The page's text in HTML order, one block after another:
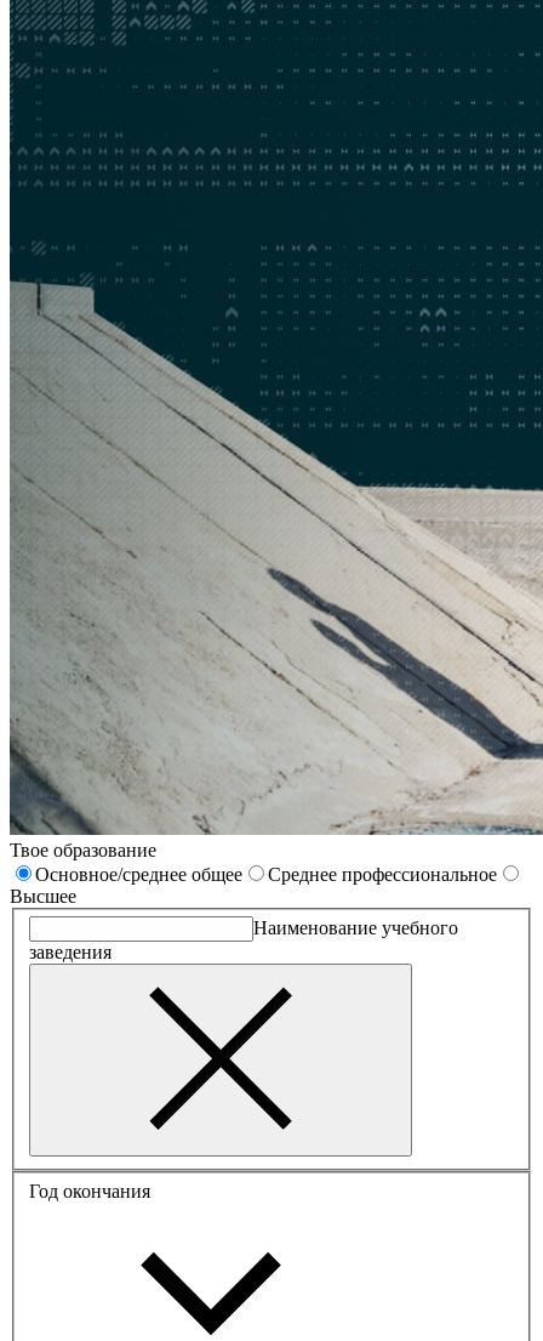
Твое образование
Основное/среднее общее
Среднее профессиональное
Высшее
Наименование учебного
заведения
Год окончания